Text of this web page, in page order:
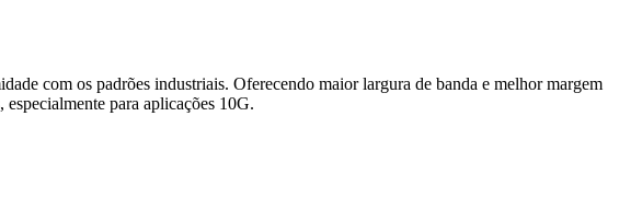
com os padrões industriais. Oferecendo maior largura de banda e melhor margem
para aplicações 10G.